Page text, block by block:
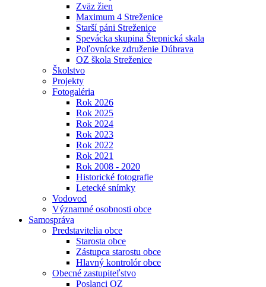
Zväz žien
Maximum 4 Streženice
Starší páni Streženice
Spevácka skupina Štepnická skala
Poľovnícke združenie Dúbrava
OZ škola Streženice
Školstvo
Projekty
Fotogaléria
Rok 2026
Rok 2025
Rok 2024
Rok 2023
Rok 2022
Rok 2021
Rok 2008 - 2020
Historické fotografie
Letecké snímky
Vodovod
Významné osobnosti obce
Samospráva
Predstavitelia obce
Starosta obce
Zástupca starostu obce
Hlavný kontrolór obce
Obecné zastupiteľstvo
Poslanci OZ